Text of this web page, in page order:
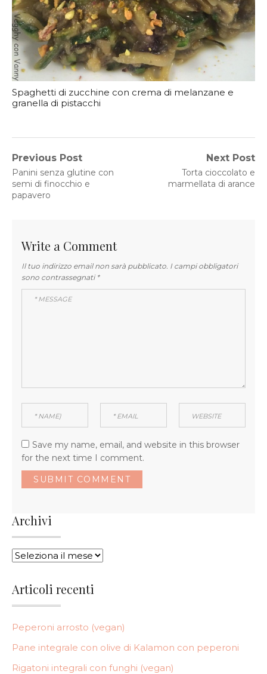
Spaghetti di zucchine con crema di melanzane e
granella di pistacchi
Navigazione
articoli
Previous Post
Previous
post:
Panini senza glutine con
semi di finocchio e
papavero
Next Post
Next
post:
Torta cioccolato e
marmellata di arance
Write a Comment
Il tuo indirizzo email non sarà pubblicato. I campi obbligatori
sono contrassegnati *
Save my name, email, and website in this browser
for the next time I comment.
Archivi
ARCHIVI
Articoli recenti
Peperoni arrosto (vegan)
Pane integrale con olive di Kalamon con peperoni
Rigatoni integrali con funghi (vegan)